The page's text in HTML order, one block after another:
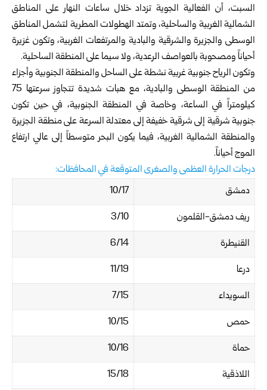
السبت، أن الفعالية الجوية تزداد خلال ساعات النهار على المناطق
الشمالية الغربية والساحلية، وتمتد الهطولات المطرية لتشمل المناطق
الوسطى والجزيرة والشرقية والبادية والمرتفعات الغربية، وتكون غزيرة
أحياناً ومصحوبة بالعواصف الرعدية، ولا سيما على المنطقة الساحلية.
وتكون الرياح جنوبية غربية نشطة على الساحل والمنطقة الجنوبية وأجزاء
من المنطقة الوسطى والبادية، مع هبات شديدة تتجاوز سرعتها 75
كيلومتراً في الساعة، وخاصة في المنطقة الجنوبية، في حين تكون
جنوبية شرقية إلى شرقية خفيفة إلى معتدلة السرعة على منطقة الجزيرة
والمنطقة الشمالية الغربية، فيما يكون البحر متوسطاً إلى عالي ارتفاع
الموج أحياناً.
درجات الحرارة العظمى والصغرى المتوقعة في المحافظات:
دمشق
10/17
ريف دمشق-القلمون
3/10
القنيطرة
6/14
درعا
11/19
السويداء
7/15
حمص
10/15
حماة
10/16
اللاذقية
15/18